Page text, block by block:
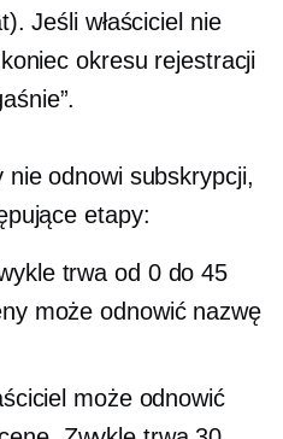
Jeśli właściciel nie
okresu rejestracji
nie odnowi subskrypcji,
etapy:
trwa od 0 do 45
może odnowić nazwę
może odnowić